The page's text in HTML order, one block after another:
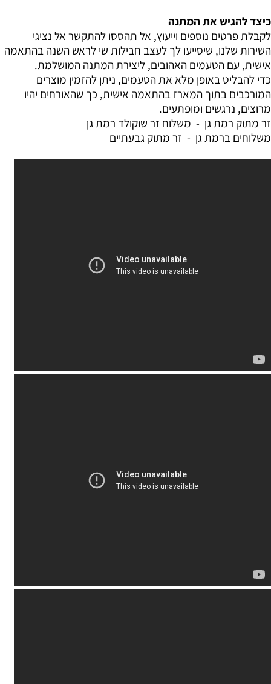
כיצד להגיש את המתנה
לקבלת פרטים נוספים וייעוץ, אל תהססו להתקשר אל נציגי
השירות שלנו, שיסייעו לך לעצב חבילות שי לראש השנה בהתאמה
אישית, עם הטעמים האהובים, ליצירת המתנה המושלמת.
כדי להבליט באופן מלא את הטעמים, ניתן להזמין מוצרים
המורכבים בתוך המארז בהתאמה אישית, כך שהאורחים יהיו
מרוצים, נרגשים ומופתעים.
זר מתוק רמת גן - משלוח זר שוקולד רמת גן
משלוחים ברמת גן - זר מתוק גבעתיים